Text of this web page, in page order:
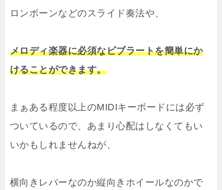
ロンボーンなどのスライド奏法や、
メロディ楽器に必須なビブラートを簡単にか
けることができます。
まぁある程度以上のMIDIキーボードには必ず
ついているので、あまり心配はしなくてもい
いかもしれませんねが、
横向きレバーなのか縦向きホイールなのかで